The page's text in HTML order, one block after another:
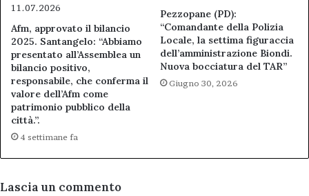
Afm, approvato il bilancio
2025. Santangelo: “Abbiamo
presentato all’Assemblea un
bilancio positivo,
responsabile, che conferma il
valore dell’Afm come
patrimonio pubblico della
città.”.
4 settimane fa
Pezzopane (PD):
“Comandante della Polizia
Locale, la settima figuraccia
dell’amministrazione Biondi.
Nuova bocciatura del TAR”
Giugno 30, 2026
Lascia un commento